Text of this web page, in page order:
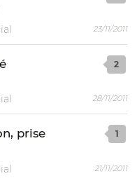
23/11/2011
2
28/11/2011
prise
1
21/11/2011